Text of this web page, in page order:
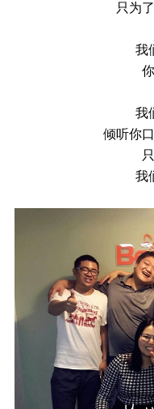
只为
我
我
倾听你
我